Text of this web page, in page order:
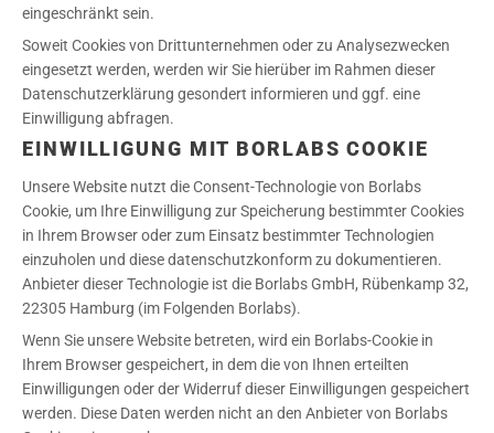
eingeschränkt sein.
Soweit Cookies von Drittunternehmen oder zu Analysezwecken
eingesetzt werden, werden wir Sie hierüber im Rahmen dieser
Datenschutzerklärung gesondert informieren und ggf. eine
Einwilligung abfragen.
EINWILLIGUNG MIT BORLABS COOKIE
Unsere Website nutzt die Consent-Technologie von Borlabs
Cookie, um Ihre Einwilligung zur Speicherung bestimmter Cookies
in Ihrem Browser oder zum Einsatz bestimmter Technologien
einzuholen und diese datenschutzkonform zu dokumentieren.
Anbieter dieser Technologie ist die Borlabs GmbH, Rübenkamp 32,
22305 Hamburg (im Folgenden Borlabs).
Wenn Sie unsere Website betreten, wird ein Borlabs-Cookie in
Ihrem Browser gespeichert, in dem die von Ihnen erteilten
Einwilligungen oder der Widerruf dieser Einwilligungen gespeichert
werden. Diese Daten werden nicht an den Anbieter von Borlabs